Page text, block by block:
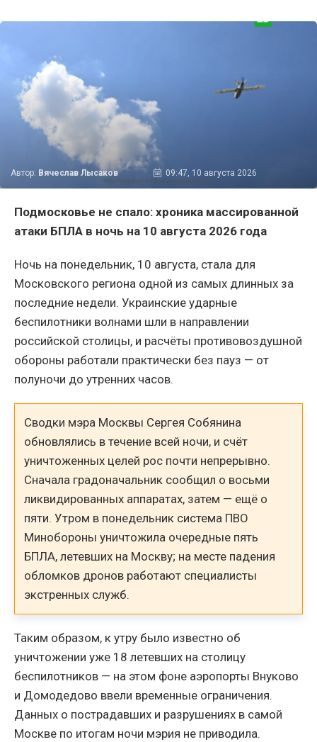
Автор: Вячеслав Лысаков 09:47, 10 августа 2026
Подмосковье не спало: хроника массированной
атаки БПЛА в ночь на 10 августа 2026 года
Ночь на понедельник, 10 августа, стала для
Московского региона одной из самых длинных за
последние недели. Украинские ударные
беспилотники волнами шли в направлении
российской столицы, и расчёты противовоздушной
обороны работали практически без пауз — от
полуночи до утренних часов.
Сводки мэра Москвы Сергея Собянина
обновлялись в течение всей ночи, и счёт
уничтоженных целей рос почти непрерывно.
Сначала градоначальник сообщил о восьми
ликвидированных аппаратах, затем — ещё о
пяти. Утром в понедельник система ПВО
Минобороны уничтожила очередные пять
БПЛА, летевших на Москву; на месте падения
обломков дронов работают специалисты
экстренных служб.
Таким образом, к утру было известно об
уничтожении уже 18 летевших на столицу
беспилотников — на этом фоне аэропорты Внуково
и Домодедово ввели временные ограничения.
Данных о пострадавших и разрушениях в самой
Москве по итогам ночи мэрия не приводила.